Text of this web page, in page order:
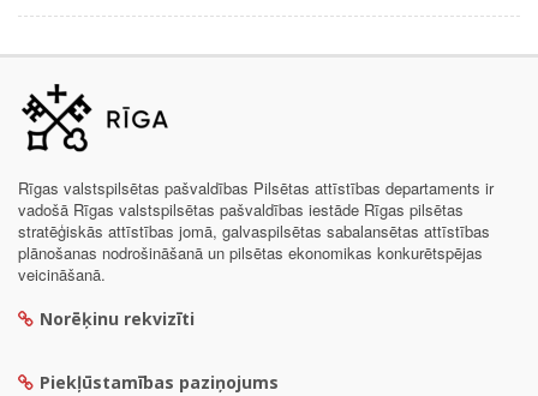
Rīgas valstspilsētas pašvaldības Pilsētas attīstības departaments ir
vadošā Rīgas valstspilsētas pašvaldības iestāde Rīgas pilsētas
stratēģiskās attīstības jomā, galvaspilsētas sabalansētas attīstības
plānošanas nodrošināšanā un pilsētas ekonomikas konkurētspējas
veicināšanā.
Norēķinu rekvizīti
Piekļūstamības paziņojums